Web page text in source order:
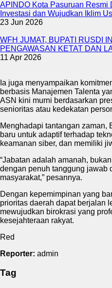
APINDO Kota Pasuruan Resmi
Investasi dan Wujudkan Iklim
23 Jun 2026
WFH JUMAT, BUPATI RUSDI
PENGAWASAN KETAT DAN
11 Apr 2026
Ia juga menyampaikan
berbasis Manajemen Talenta
ASN kini murni berdasarkan
senioritas atau kedekatan
Menghadapi tantangan zaman,
baru untuk adaptif terhadap
keamanan siber, dan memiliki
“Jabatan adalah amanah,
dengan penuh tanggung jawab
masyarakat,” pesannya.
Dengan kepemimpinan yang
prioritas daerah dapat berjalan
mewujudkan birokrasi yang
kesejahteraan rakyat.
Red
Reporter: admin
Tag